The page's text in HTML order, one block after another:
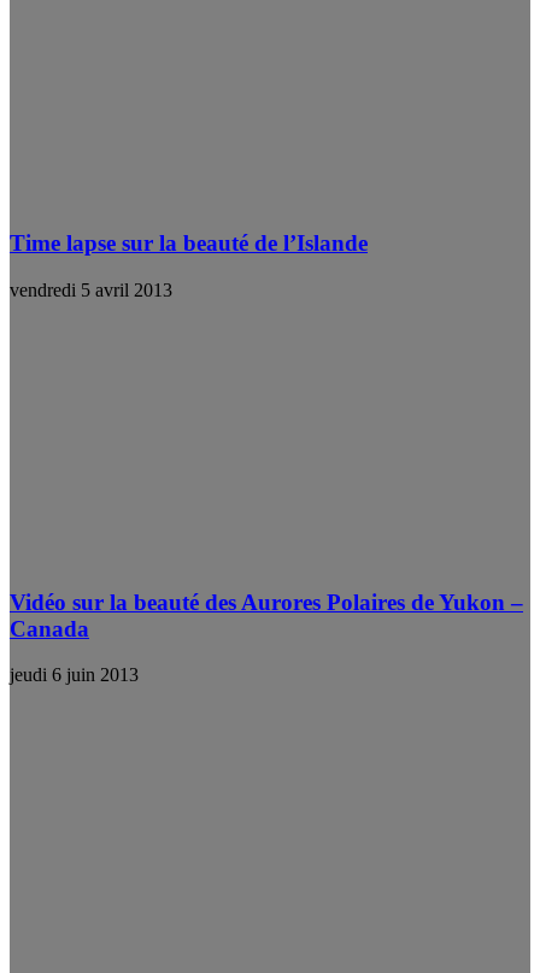
Time lapse sur la beauté de l’Islande
vendredi 5 avril 2013
Vidéo sur la beauté des Aurores Polaires de Yukon –
Canada
jeudi 6 juin 2013